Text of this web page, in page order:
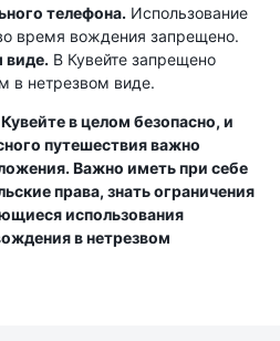
телефона. Использование
время вождения запрещено.
виде. В Кувейте запрещено
в нетрезвом виде.
в целом безопасно, и
путешествия важно
Важно иметь при себе
права, знать ограничения
использования
в нетрезвом